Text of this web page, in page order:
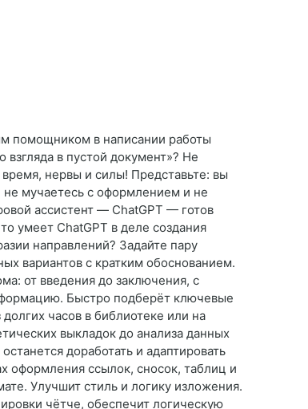
помощником в написании работы
в пустой документ»? Не
нервы и силы! Представьте: вы
не мучаетесь с оформлением и не
ассистент — ChatGPT — готов
умеет ChatGPT в деле создания
направлений? Задайте пару
вариантов с кратким обоснованием.
от введения до заключения, с
Быстро подберёт ключевые
часов в библиотеке или на
выкладок до анализа данных
доработать и адаптировать
оформления ссылок, сносок, таблиц и
Улучшит стиль и логику изложения.
чётче, обеспечит логическую